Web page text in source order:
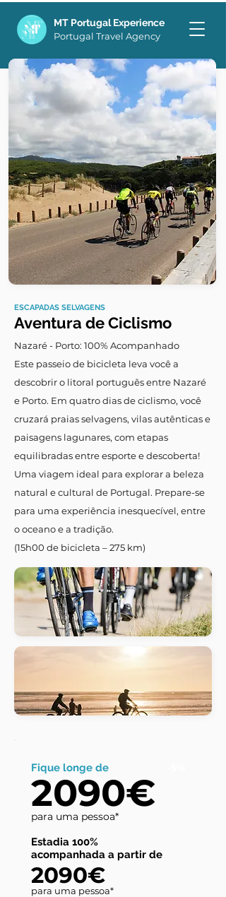
MT Portugal Experience
Portugal Travel Agency
ESCAPADAS SELVAGENS
Aventura de Ciclismo
Nazaré - Porto: 100% Acompanhado
Este passeio de bicicleta leva você a
descobrir o litoral português entre Nazaré
e Porto. Em quatro dias de ciclismo, você
cruzará praias selvagens, vilas autênticas e
paisagens lagunares, com etapas
equilibradas entre esporte e descoberta!
Uma viagem ideal para explorar a beleza
natural e cultural de Portugal. Prepare-se
para uma experiência inesquecível, entre
o oceano e a tradição.
(15h00 de bicicleta – 275 km)
Fique longe de
2090€
para uma pessoa*
Estadia 100%
acompanhada a partir de
2090€
para uma pessoa*